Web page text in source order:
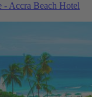
- Accra Beach Hotel